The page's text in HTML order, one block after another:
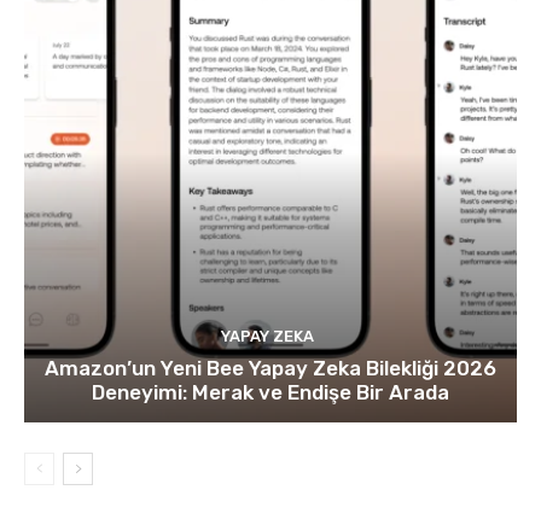
YAPAY ZEKA
Amazon’un Yeni Bee Yapay Zeka Bilekliği 2026
Deneyimi: Merak ve Endişe Bir Arada